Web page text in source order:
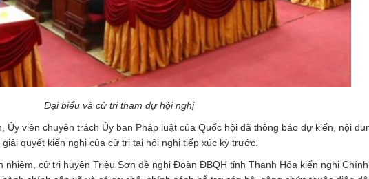
Đại biểu và cử tri tham dự hội nghị
Ủy viên chuyên trách Ủy ban Pháp luật của Quốc hội đã thông báo dự kiến, nội
quyết kiến nghị của cử tri tại hội nghị tiếp xúc kỳ trước.
nhiệm, cử tri huyện Triệu Sơn đề nghị Đoàn ĐBQH tỉnh Thanh Hóa kiến nghị